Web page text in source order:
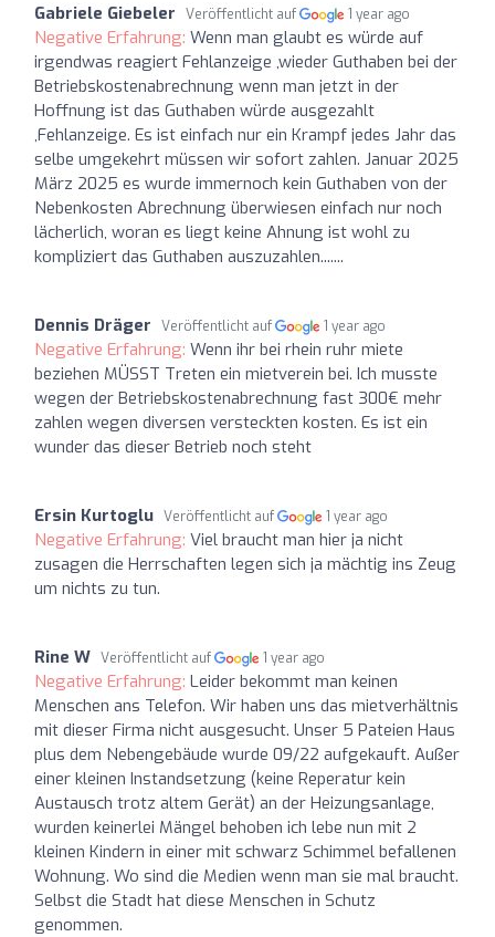
Gabriele Giebeler Veröffentlicht auf 1 year ago
Negative Erfahrung: Wenn man glaubt es würde auf
irgendwas reagiert Fehlanzeige ,wieder Guthaben bei der
Betriebskostenabrechnung wenn man jetzt in der
Hoffnung ist das Guthaben würde ausgezahlt
,Fehlanzeige. Es ist einfach nur ein Krampf jedes Jahr das
selbe umgekehrt müssen wir sofort zahlen. Januar 2025
März 2025 es wurde immernoch kein Guthaben von der
Nebenkosten Abrechnung überwiesen einfach nur noch
lächerlich, woran es liegt keine Ahnung ist wohl zu
kompliziert das Guthaben auszuzahlen.......
Dennis Dräger Veröffentlicht auf 1 year ago
Negative Erfahrung: Wenn ihr bei rhein ruhr miete
beziehen MÜSST Treten ein mietverein bei. Ich musste
wegen der Betriebskostenabrechnung fast 300€ mehr
zahlen wegen diversen versteckten kosten. Es ist ein
wunder das dieser Betrieb noch steht
Ersin Kurtoglu Veröffentlicht auf 1 year ago
Negative Erfahrung: Viel braucht man hier ja nicht
zusagen die Herrschaften legen sich ja mächtig ins Zeug
um nichts zu tun.
Rine W Veröffentlicht auf 1 year ago
Negative Erfahrung: Leider bekommt man keinen
Menschen ans Telefon. Wir haben uns das mietverhältnis
mit dieser Firma nicht ausgesucht. Unser 5 Pateien Haus
plus dem Nebengebäude wurde 09/22 aufgekauft. Außer
einer kleinen Instandsetzung (keine Reperatur kein
Austausch trotz altem Gerät) an der Heizungsanlage,
wurden keinerlei Mängel behoben ich lebe nun mit 2
kleinen Kindern in einer mit schwarz Schimmel befallenen
Wohnung. Wo sind die Medien wenn man sie mal braucht.
Selbst die Stadt hat diese Menschen in Schutz
genommen.